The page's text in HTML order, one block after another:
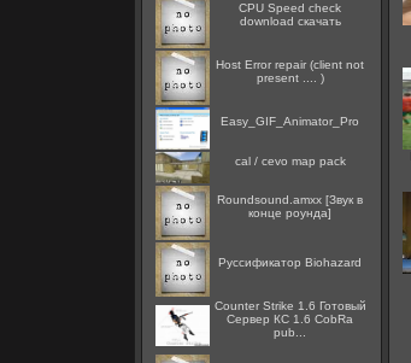
CPU Speed check
download скачать
Host Error repair (client not
present .... )
Easy_GIF_Animator_Pro
cal / cevo map pack
Roundsound.amxx [Звук в
конце роунда]
Руссификатор Biohazard
Counter Strike 1.6 Готовый
Сервер КС 1.6 CobRa
pub...